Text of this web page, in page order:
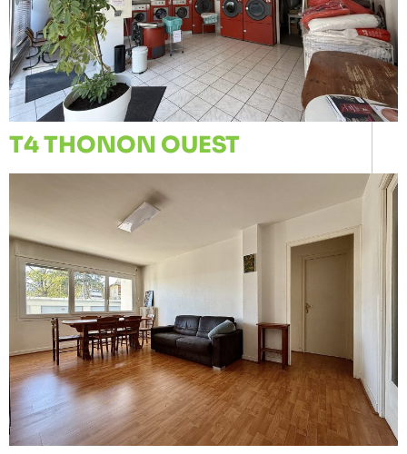
T4 THONON OUEST